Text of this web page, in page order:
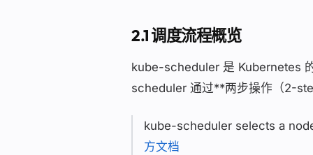
2.1 调度流程概览
kube-scheduler 是 Kubernetes
scheduler 通过**两步操作（2-
kube-scheduler selects a
方文档